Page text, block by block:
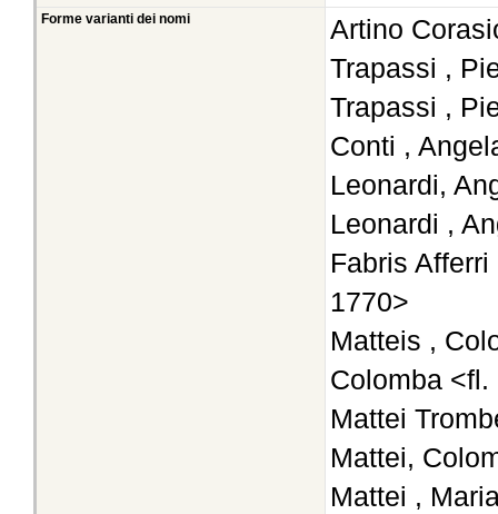
Forme varianti dei nomi
Artino
Trapassi ,
Trapassi ,
Conti ,
Leonardi,
Leonardi ,
Fabris
1770>
Matteis ,
Colomba
Mattei
Mattei,
Mattei ,